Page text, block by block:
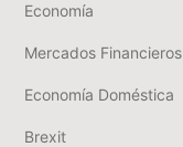
Economía
Mercados Financieros
Economía Doméstica
Brexit